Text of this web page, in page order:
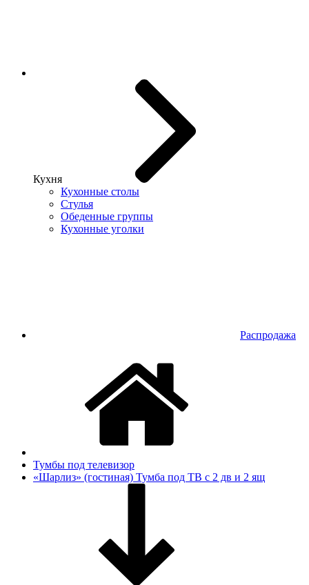
Кухня
Кухонные столы
Стулья
Обеденные группы
Кухонные уголки
Распродажа
Тумбы под телевизор
«Шарлиз» (гостиная) Тумба под ТВ с 2 дв и 2 ящ